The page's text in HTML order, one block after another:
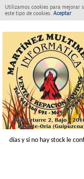
Utilizamos cookies para mejorar
este tipo de cookies. Aceptar
días y si no hay stock le